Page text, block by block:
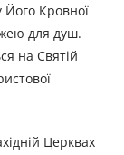
Його Кровної
для душ.
на Святій
Церквах